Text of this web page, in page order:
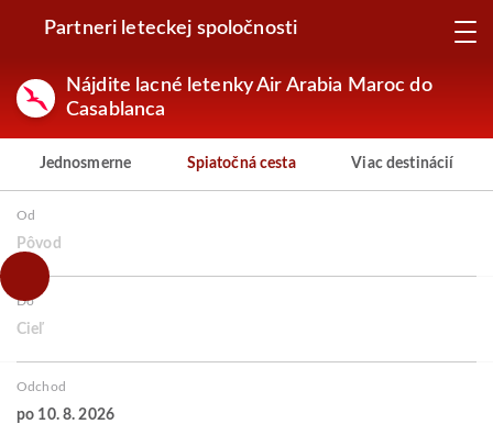
Partneri leteckej spoločnosti
Nájdite lacné letenky Air Arabia Maroc do
Casablanca
Jednosmerne Spiatočná cesta Viac destinácií
Od
Pôvod
Do
Cieľ
Odchod
po 10. 8. 2026